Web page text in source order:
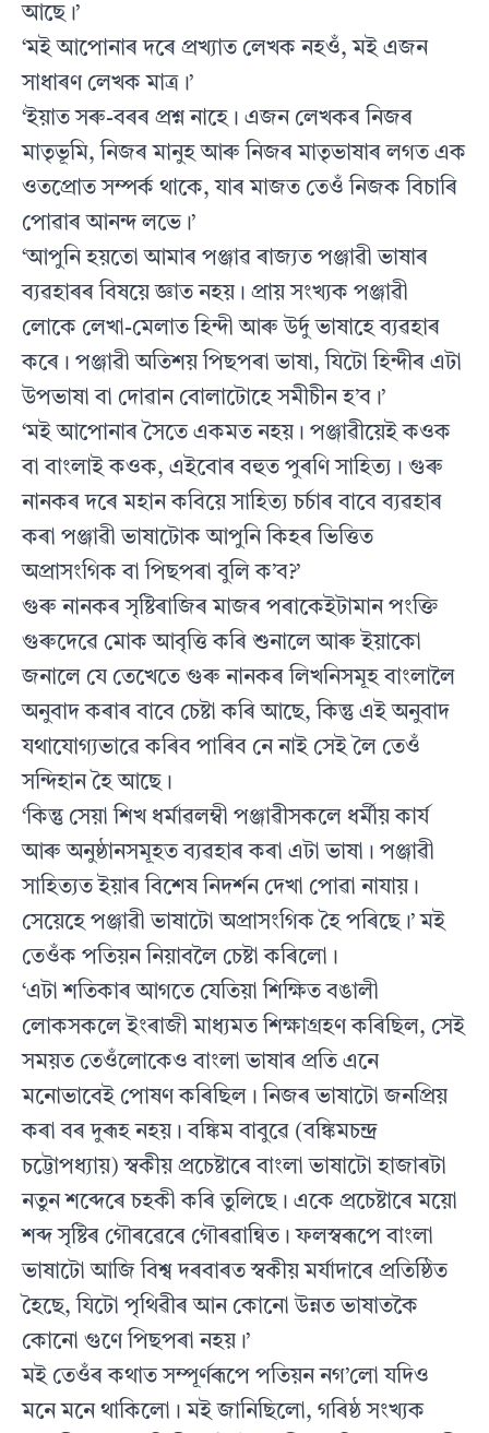
আছে।’
‘মই আপোনাৰ দৰে প্ৰখ্যাত লেখক নহওঁ, মই এজন
সাধাৰণ লেখক মাত্ৰ।’
‘ইয়াত সৰু-বৰৰ প্ৰশ্ন নাহে। এজন লেখকৰ নিজৰ
মাতৃভূমি, নিজৰ মানুহ আৰু নিজৰ মাতৃভাষাৰ লগত এক
ওতপ্ৰোত সম্পৰ্ক থাকে, যাৰ মাজত তেওঁ নিজক বিচাৰি
পোৱাৰ আনন্দ লভে।’
‘আপুনি হয়তো আমাৰ পঞ্জাৱ ৰাজ্যত পঞ্জাৱী ভাষাৰ
ব্যৱহাৰৰ বিষয়ে জ্ঞাত নহয়। প্ৰায় সংখ্যক পঞ্জাৱী
লোকে লেখা-মেলাত হিন্দী আৰু উৰ্দু ভাষাহে ব্যৱহাৰ
কৰে। পঞ্জাৱী অতিশয় পিছপৰা ভাষা, যিটো হিন্দীৰ এটা
উপভাষা বা দোৱান বোলাটোহে সমীচীন হ’ব।’
‘মই আপোনাৰ সৈতে একমত নহয়। পঞ্জাৱীয়েই কওক
বা বাংলাই কওক, এইবোৰ বহুত পুৰণি সাহিত্য। গুৰু
নানকৰ দৰে মহান কবিয়ে সাহিত্য চৰ্চাৰ বাবে ব্যৱহাৰ
কৰা পঞ্জাৱী ভাষাটোক আপুনি কিহৰ ভিত্তিত
অপ্ৰাসংগিক বা পিছপৰা বুলি ক’ব?’
গুৰু নানকৰ সৃষ্টিৰাজিৰ মাজৰ পৰাকেইটামান পংক্তি
গুৰুদেৱে মোক আবৃত্তি কৰি শুনালে আৰু ইয়াকো
জনালে যে তেখেতে গুৰু নানকৰ লিখনিসমূহ বাংলালৈ
অনুবাদ কৰাৰ বাবে চেষ্টা কৰি আছে, কিন্তু এই অনুবাদ
যথাযোগ্যভাৱে কৰিব পাৰিব নে নাই সেই লৈ তেওঁ
সন্দিহান হৈ আছে।
‘কিন্তু সেয়া শিখ ধৰ্মাৱলম্বী পঞ্জাৱীসকলে ধৰ্মীয় কাৰ্য
আৰু অনুষ্ঠানসমূহত ব্যৱহাৰ কৰা এটা ভাষা। পঞ্জাৱী
সাহিত্যত ইয়াৰ বিশেষ নিদৰ্শন দেখা পোৱা নাযায়।
সেয়েহে পঞ্জাৱী ভাষাটো অপ্ৰাসংগিক হৈ পৰিছে।’ মই
তেওঁক পতিয়ন নিয়াবলৈ চেষ্টা কৰিলো।
‘এটা শতিকাৰ আগতে যেতিয়া শিক্ষিত বঙালী
লোকসকলে ইংৰাজী মাধ্যমত শিক্ষাগ্ৰহণ কৰিছিল, সেই
সময়ত তেওঁলোকেও বাংলা ভাষাৰ প্ৰতি এনে
মনোভাবেই পোষণ কৰিছিল। নিজৰ ভাষাটো জনপ্ৰিয়
কৰা বৰ দুৰূহ নহয়। বঙ্কিম বাবুৱে (বঙ্কিমচন্দ্ৰ
চট্টোপধ্যায়) স্বকীয় প্ৰচেষ্টাৰে বাংলা ভাষাটো হাজাৰটা
নতুন শব্দেৰে চহকী কৰি তুলিছে। একে প্ৰচেষ্টাৰে ময়ো
শব্দ সৃষ্টিৰ গৌৰৱেৰে গৌৰৱান্বিত। ফলস্বৰূপে বাংলা
ভাষাটো আজি বিশ্ব দৰবাৰত স্বকীয় মৰ্যাদাৰে প্ৰতিষ্ঠিত
হৈছে, যিটো পৃথিৱীৰ আন কোনো উন্নত ভাষাতকৈ
কোনো গুণে পিছপৰা নহয়।’
মই তেওঁৰ কথাত সম্পূৰ্ণৰূপে পতিয়ন নগ’লো যদিও
মনে মনে থাকিলো। মই জানিছিলো, গৰিষ্ঠ সংখ্যক